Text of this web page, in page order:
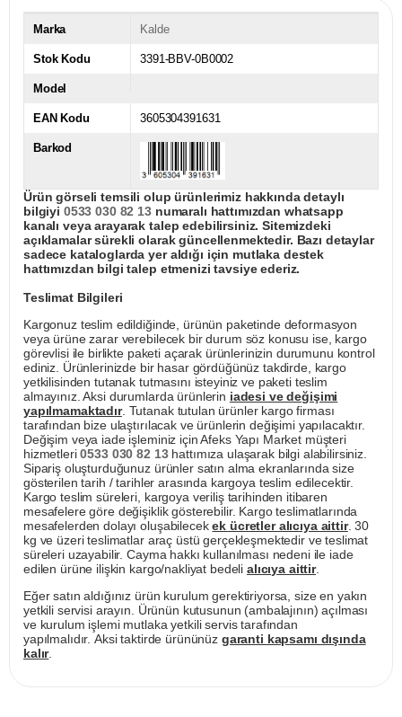
Marka Kalde
Stok Kodu 3391-BBV-0B0002
Model
EAN Kodu 3605304391631
Barkod
Ürün görseli temsili olup ürünlerimiz hakkında detaylı
bilgiyi 0533 030 82 13numaralı hattımızdan whatsapp
kanalı veya arayarak talep edebilirsiniz. Sitemizdeki
açıklamalar sürekli olarak güncellenmektedir. Bazı detaylar
sadece kataloglarda yer aldığı için mutlaka destek
hattımızdan bilgi talep etmenizi tavsiye ederiz.
Teslimat Bilgileri
Kargonuz teslim edildiğinde, ürünün paketinde deformasyon
veya ürüne zarar verebilecek bir durum söz konusu ise, kargo
görevlisi ile birlikte paketi açarak ürünlerinizin durumunu kontrol
ediniz. Ürünlerinizde bir hasar gördüğünüz takdirde, kargo
yetkilisinden tutanak tutmasını isteyiniz ve paketi teslim
almayınız. Aksi durumlarda ürünlerin iadesi ve değişimi
yapılmamaktadır. Tutanak tutulan ürünler kargo firması
tarafından bize ulaştırılacak ve ürünlerin değişimi yapılacaktır.
Değişim veya iade işleminiz için Afeks Yapı Market müşteri
hizmetleri0533 030 82 13hattımıza ulaşarak bilgi alabilirsiniz.
Sipariş oluşturduğunuz ürünler satın alma ekranlarında size
gösterilen tarih / tarihler arasında kargoya teslim edilecektir.
Kargo teslim süreleri, kargoya veriliş tarihinden itibaren
mesafelere göre değişiklik gösterebilir. Kargo teslimatlarında
mesafelerden dolayı oluşabilecekek ücretler alıcıya aittir. 30
kg ve üzeri teslimatlar araç üstü gerçekleşmektedir ve teslimat
süreleri uzayabilir. Cayma hakkı kullanılması nedeni ile iade
edilen ürüne ilişkin kargo/nakliyat bedeli alıcıya aittir.
Eğer satın aldığınız ürün kurulum gerektiriyorsa, size en yakın
yetkili servisi arayın. Ürünün kutusunun (ambalajının) açılması
ve kurulum işlemi mutlaka yetkili servis tarafından
yapılmalıdır. Aksi taktirde ürününüz garanti kapsamı dışında
kalır.